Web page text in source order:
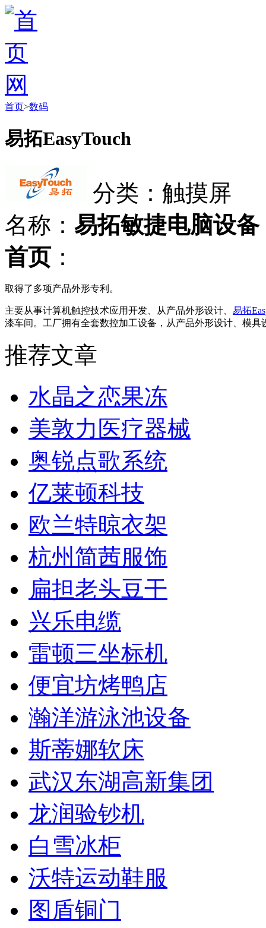
首页>数码
易拓EasyTouch
分类：触摸屏
名称： 易拓敏捷电脑设备
首页 ：
取得了多项产品外形专利。
主要从事计算机触控技术应用开发、从产品外形设计、 易拓
漆车间。工厂拥有全套数控加工设备，从产品外形设计、模具
推荐文章
水晶之恋果冻
美敦力医疗器械
奥锐点歌系统
亿莱顿科技
欧兰特晾衣架
杭州简茜服饰
扁担老头豆干
兴乐电缆
雷顿三坐标机
便宜坊烤鸭店
瀚洋游泳池设备
斯蒂娜软床
武汉东湖高新集团
龙润验钞机
白雪冰柜
沃特运动鞋服
图盾铜门